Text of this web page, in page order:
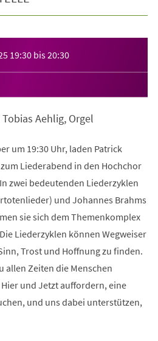
19:30 bis20:30
Aehlig, Orgel
um 19:30 Uhr, laden Patrick
Liederabend in den Hochchor
zwei bedeutenden Liederzyklen
und Johannes Brahms
sie sich dem Themenkomplex
Liederzyklen können Wegweiser
Trost und Hoffnung zu finden.
allen Zeiten die Menschen
und Jetzt auffordern, eine
und uns dabei unterstützen,